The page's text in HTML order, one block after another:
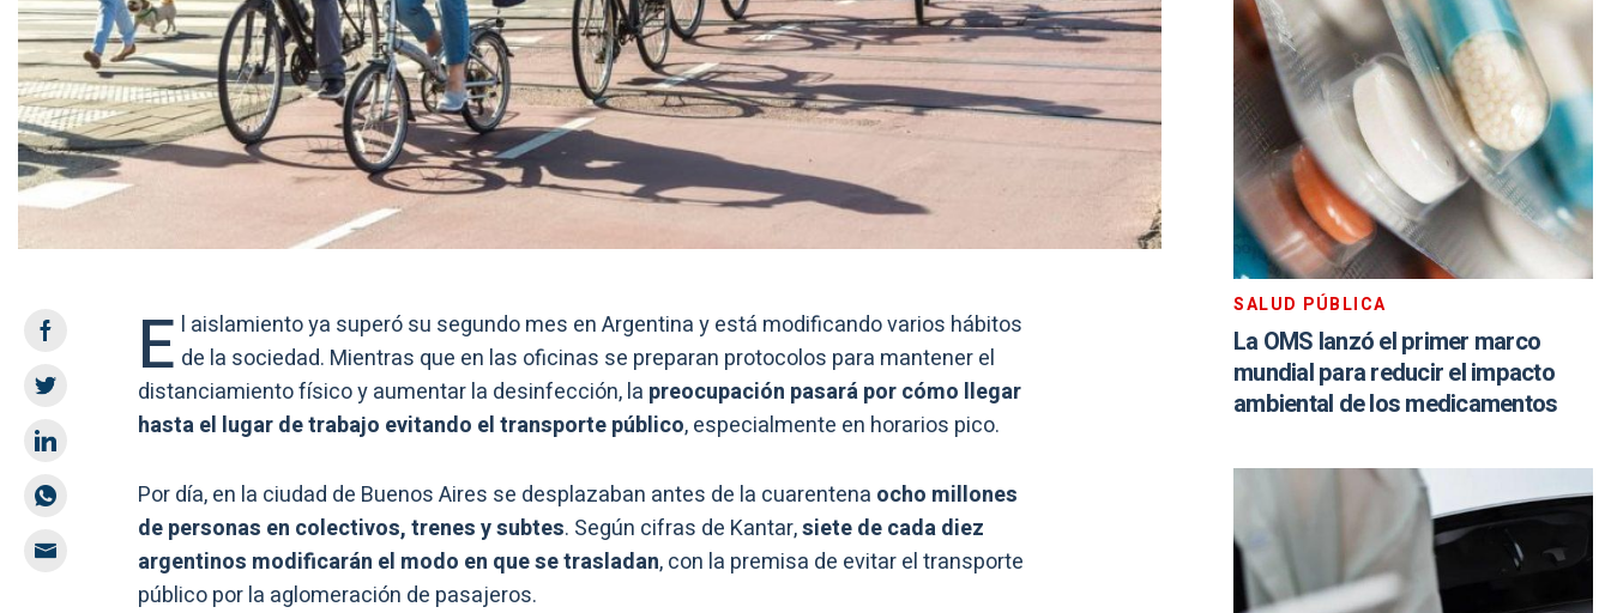
E l aislamiento ya superó su segundo mes en Argentina y está modificando varios hábitos
de la sociedad. Mientras que en las oficinas se preparan protocolos para mantener el
distanciamiento físico y aumentar la desinfección, la preocupación pasará por cómo llegar
hasta el lugar de trabajo evitando el transporte público, especialmente en horarios pico.
Por día, en la ciudad de Buenos Aires se desplazaban antes de la cuarentena ocho millones
de personas en colectivos, trenes y subtes. Según cifras de Kantar,siete de cada diez
argentinos modificarán el modo en que se trasladan, con la premisa de evitar el transporte
público por la aglomeración de pasajeros.
SALUD PÚBLICA
La OMS lanzó el primer marco
mundial para reducir el impacto
ambiental de los medicamentos